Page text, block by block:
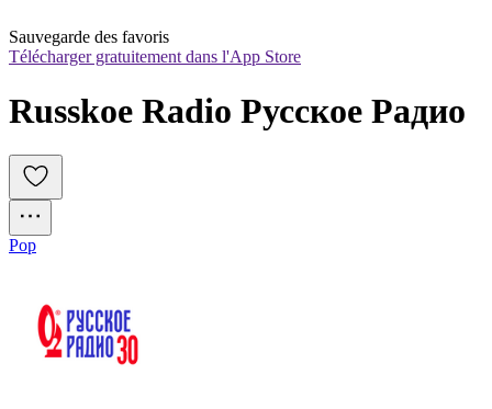
Sauvegarde des favoris
Télécharger gratuitement dans l'App Store
Russkoe Radio Русское Радио
Pop